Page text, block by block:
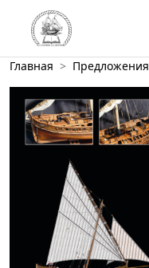
Главная Предложения